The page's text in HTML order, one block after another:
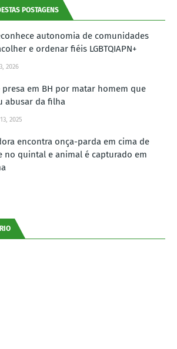
POSTAGENS
autonomia de comunidades
e ordenar fiéis LGBTQIAPN+
2026
presa em BH por matar homem que
abusar da filha
2025
encontra onça-parda em cima de
no quintal e animal é capturado em